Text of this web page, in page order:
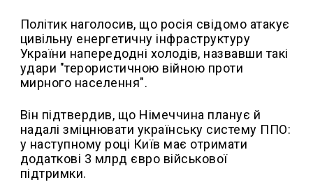
Політик наголосив, що росія свідомо атакує
цивільну енергетичну інфраструктуру
України напередодні холодів, назвавши такі
удари "терористичною війною проти
мирного населення".
Він підтвердив, що Німеччина планує й
надалі зміцнювати українську систему ППО:
у наступному році Київ має отримати
додаткові 3 млрд євро військової
підтримки.